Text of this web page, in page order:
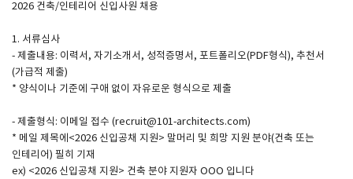
SPACE 소개
공지사항
기사문의
2026 건축/인테리어 신입사원 채용
1. 서류심사
- 제출내용: 이력서, 자기소개서, 성적증명서, 포트폴리오(PDF형식), 추천서
(가급적 제출)
* 양식이나 기준에 구애 없이 자유로운 형식으로 제출
- 제출형식: 이메일 접수 (recruit@101-architects.com)
* 메일 제목에<2026 신입공채 지원> 말머리 및 희망 지원 분야(건축 또는
인테리어) 필히 기재
ex) <2026 신입공채 지원> 건축 분야 지원자 OOO 입니다